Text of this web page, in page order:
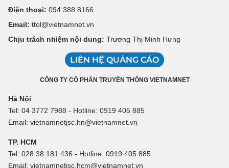
Điện thoại: 094 388 8166
Email: ttol@vietnamnet.vn
Chịu trách nhiệm nội dung: Trương Thị Minh Hưng
LIÊN HỆ QUẢNG CÁO
CÔNG TY CỔ PHẦN TRUYỀN THÔNG VIETNAMNET
Hà Nội
Tel: 04 3772 7988 - Hotline: 0919 405 885
Email: vietnamnetjsc.hn@vietnamnet.vn
TP. HCM
Tel: 028 38 181 436 - Hotline: 0919 405 885
Email: vietnamnetjsc.hcm@vietnamnet.vn